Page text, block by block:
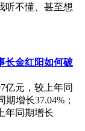
听不懂、甚至想
长金红阳如何破
亿元，较上年同
增长37.04%；
年同期增长